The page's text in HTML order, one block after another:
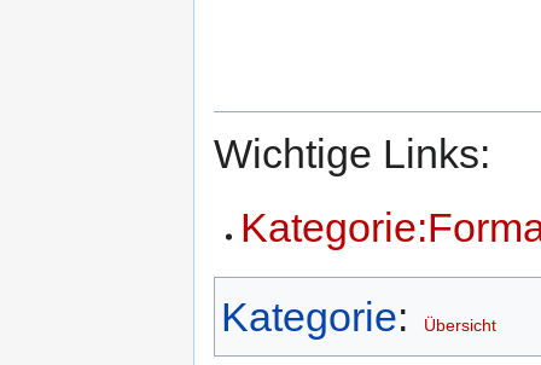
Wichtige Links:
Kategorie: Übersicht